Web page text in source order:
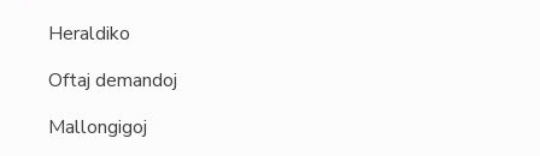
Heraldiko
Oftaj demandoj
Mallongigoj